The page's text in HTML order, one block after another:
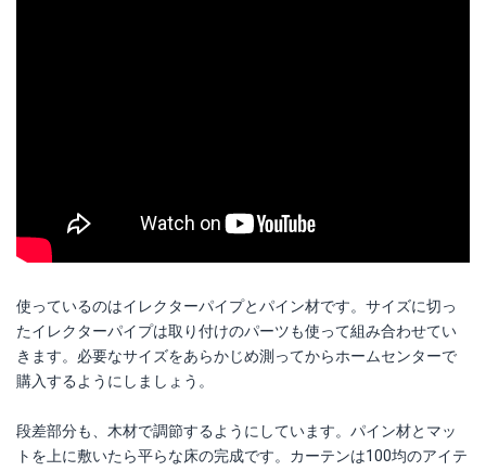
使っているのはイレクターパイプとパイン材です。サイズに切っ
たイレクターパイプは取り付けのパーツも使って組み合わせてい
きます。必要なサイズをあらかじめ測ってからホームセンターで
購入するようにしましょう。
段差部分も、木材で調節するようにしています。パイン材とマッ
トを上に敷いたら平らな床の完成です。カーテンは100均のアイテ